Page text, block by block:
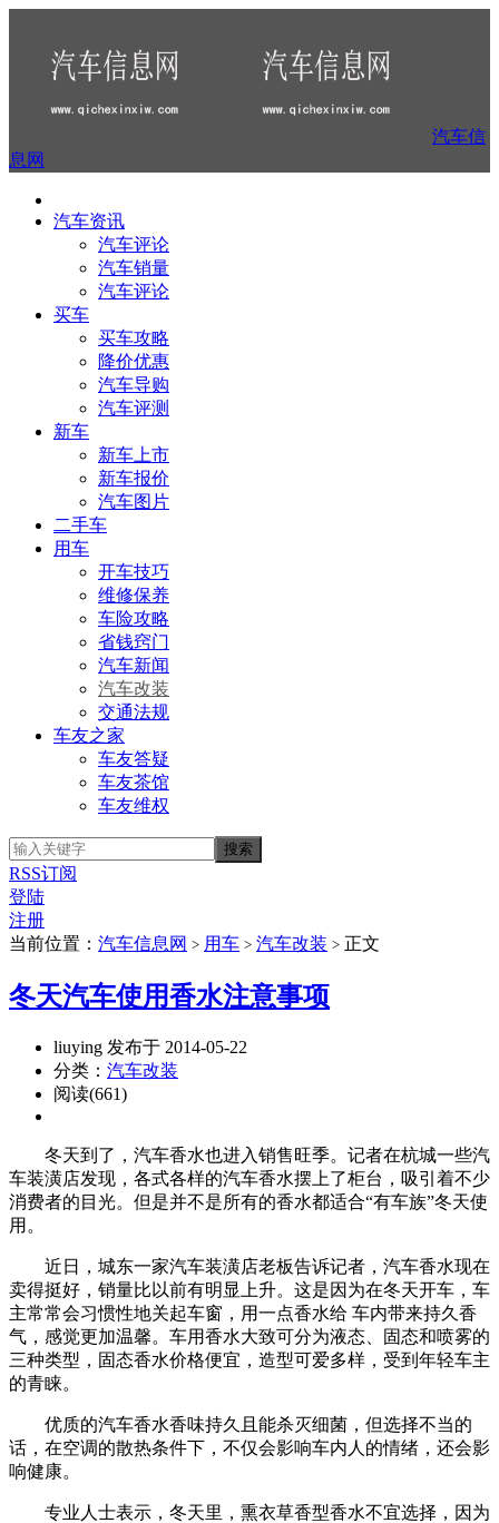
汽车信
息网
汽车资讯
汽车评论
汽车销量
汽车评论
买车
买车攻略
降价优惠
汽车导购
汽车评测
新车
新车上市
新车报价
汽车图片
二手车
用车
开车技巧
维修保养
车险攻略
省钱窍门
汽车新闻
汽车改装
交通法规
车友之家
车友答疑
车友茶馆
车友维权
RSS订阅
登陆
注册
当前位置： 汽车信息网 > 用车 > 汽车改装 > 正文
冬天汽车使用香水注意事项
liuying 发布于 2014-05-22
分类： 汽车改装
阅读(661)
冬天到了，汽车香水也进入销售旺季。记者在杭城一些汽
车装潢店发现，各式各样的汽车香水摆上了柜台，吸引着不少
消费者的目光。但是并不是所有的香水都适合“有车族”冬天使
用。
近日，城东一家汽车装潢店老板告诉记者，汽车香水现在
卖得挺好，销量比以前有明显上升。这是因为在冬天开车，车
主常常会习惯性地关起车窗，用一点香水给 车内带来持久香
气，感觉更加温馨。车用香水大致可分为液态、固态和喷雾的
三种类型，固态香水价格便宜，造型可爱多样，受到年轻车主
的青睐。
优质的汽车香水香味持久且能杀灭细菌，但选择不当的
话，在空调的散热条件下，不仅会影响车内人的情绪，还会影
响健康。
专业人士表示，冬天里，熏衣草香型香水不宜选择，因为